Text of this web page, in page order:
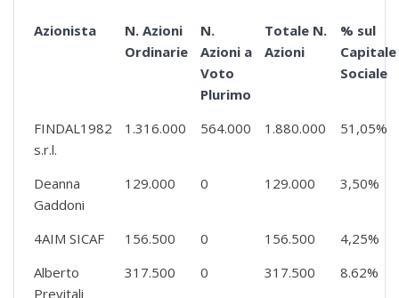
Azionista
N. Azioni
Ordinarie
N.
Azioni a
Voto
Plurimo
Totale N.
Azioni
% sul
Capitale
Sociale
FINDAL1982
s.r.l.
1.316.000 564.000 1.880.000 51,05%
Deanna
Gaddoni
129.000 0 129.000 3,50%
4AIM SICAF 156.500 0 156.500
4,25%
Alberto
Previtali
317.500 0 317.500 8.62%